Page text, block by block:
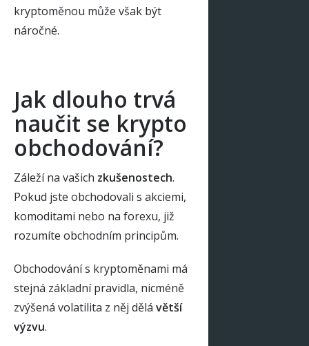
kryptoměnou může však být
náročné.
Jak dlouho trvá
naučit se krypto
obchodování?
Záleží na vašich zkušenostech.
Pokud jste obchodovali s akciemi,
komoditami nebo na forexu, již
rozumíte obchodním principům.
Obchodování s kryptoměnami má
stejná základní pravidla, nicméně
zvýšená volatilita z něj dělá větší
výzvu.